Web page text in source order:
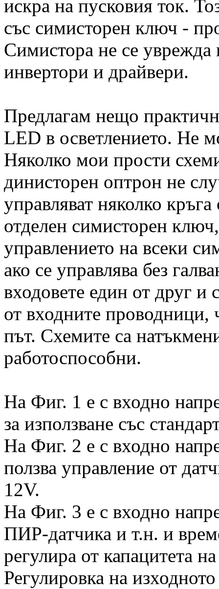
искра на пусковия ток.
със симисторен ключ -
Симистора не се
инвертори и драйвери.
Предлагам нещо
LED в осветлението. Не
Няколко мои прости
динисторен оптрон не
управляват няколко
отделен симисторен
управлението на всеки
ако се управлява без
входовете един от друг
от входните проводници,
път. Схемите са
работоспособни.
На Фиг. 1 е с входно
за използване със
На Фиг. 2 е с входно
ползва управление от
12V.
На Фиг. 3 е с входно
ПИР-датчика и т.н. и
регулира от капацитета
Регулировка на